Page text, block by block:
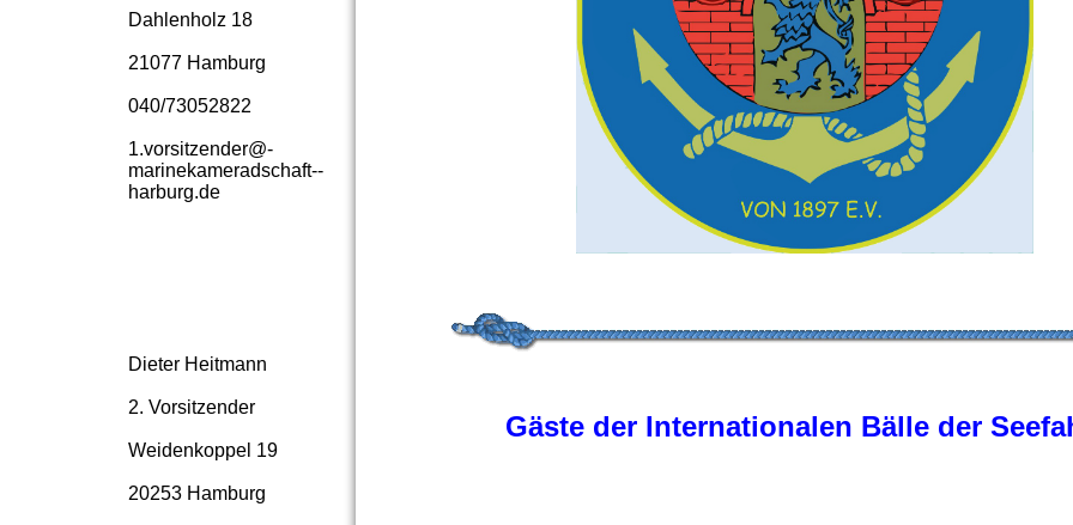
Gäste der Internationalen Bälle der
Dahlenholz 18
21077 Hamburg
040/73052822
1.­vorsitzender@­
marinekameradschaft-­
harburg.­de
Dieter Heitmann
2. Vorsitzender
Weidenkoppel 19
20253 Hamburg